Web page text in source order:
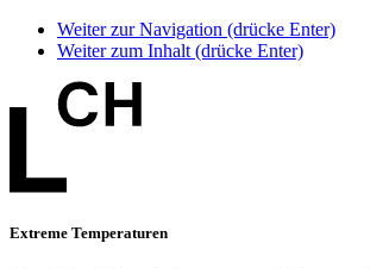
Weiter zur Navigation (drücke Enter)
Weiter zum Inhalt (drücke Enter)
Extreme Temperaturen